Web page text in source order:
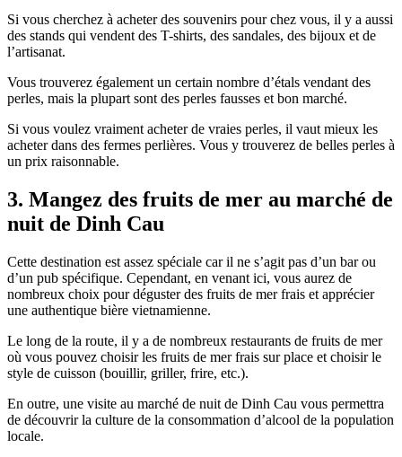
Si vous cherchez à acheter des souvenirs pour chez vous, il y a aussi
des stands qui vendent des T-shirts, des sandales, des bijoux et de
l’artisanat.
Vous trouverez également un certain nombre d’étals vendant des
perles, mais la plupart sont des perles fausses et bon marché.
Si vous voulez vraiment acheter de vraies perles, il vaut mieux les
acheter dans des fermes perlières. Vous y trouverez de belles perles à
un prix raisonnable.
3. Mangez des fruits de mer au marché de
nuit de Dinh Cau
Cette destination est assez spéciale car il ne s’agit pas d’un bar ou
d’un pub spécifique. Cependant, en venant ici, vous aurez de
nombreux choix pour déguster des fruits de mer frais et apprécier
une authentique bière vietnamienne.
Le long de la route, il y a de nombreux restaurants de fruits de mer
où vous pouvez choisir les fruits de mer frais sur place et choisir le
style de cuisson (bouillir, griller, frire, etc.).
En outre, une visite au marché de nuit de Dinh Cau vous permettra
de découvrir la culture de la consommation d’alcool de la population
locale.